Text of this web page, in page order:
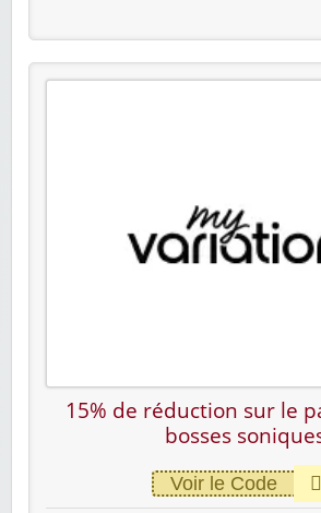
15% de réduction sur le
bosses
Voir le Code